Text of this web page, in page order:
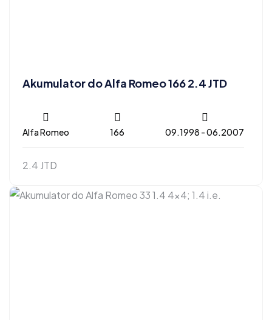
Akumulator do Alfa Romeo 166 2.4 JTD
Alfa Romeo 166 09.1998 - 06.2007
2.4 JTD